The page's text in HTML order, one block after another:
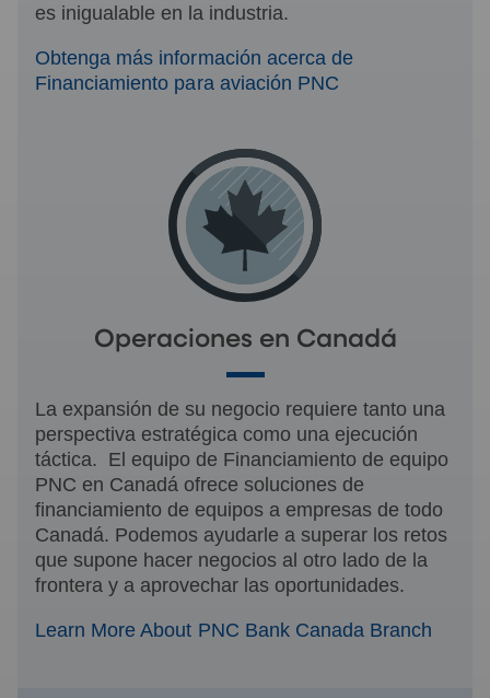
es inigualable en la industria.
Obtenga más información acerca de
Financiamiento para aviación PNC
Operaciones en Canadá
La expansión de su negocio requiere tanto una
perspectiva estratégica como una ejecución
táctica. El equipo de Financiamiento de equipo
PNC en Canadá ofrece soluciones de
financiamiento de equipos a empresas de todo
Canadá. Podemos ayudarle a superar los retos
que supone hacer negocios al otro lado de la
frontera y a aprovechar las oportunidades.
Learn More About PNC Bank Canada Branch